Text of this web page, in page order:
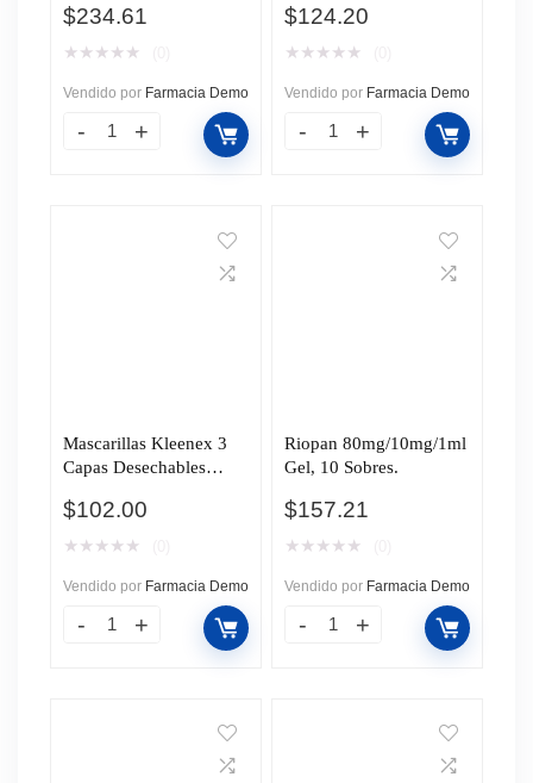
$234.61
★ ★ ★ ★ ★
Vendido por Farmacia Demo
$124.20
★ ★ ★ ★ ★
Vendido por Farmacia Demo
Mascarillas Kleenex 3
Capas Desechables
$102.00
★ ★ ★ ★ ★
Vendido por Farmacia Demo
Riopan 80mg/10mg/1ml
Gel, 10 Sobres.
$157.21
★ ★ ★ ★ ★
Vendido por Farmacia Demo